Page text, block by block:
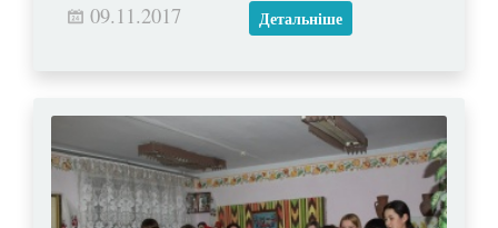
09.11.2017 Детальніше